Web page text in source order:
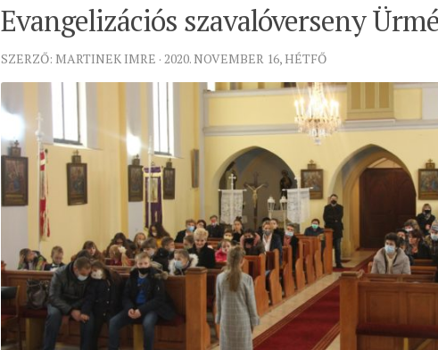
Evangelizációs szavalóverseny
SZERZŐ: MARTINEK IMRE · 2020. NOVEMBER 16, HÉTFŐ